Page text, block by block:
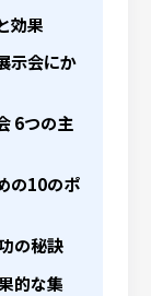
効果
示会にか
6つの主
の10のポ
の秘訣
的な集